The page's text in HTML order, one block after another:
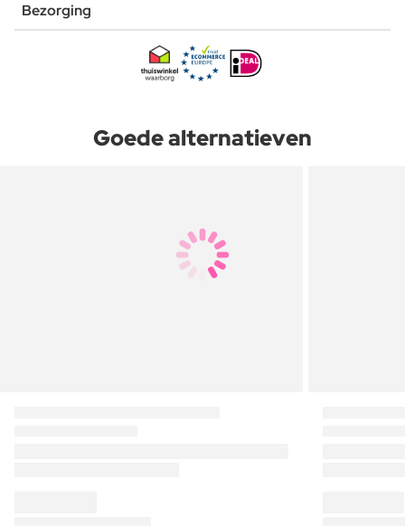
Bezorging
Goede alternatieven